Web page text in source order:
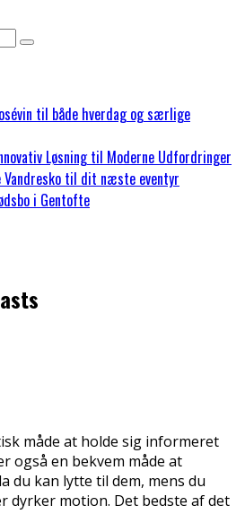
til både hverdag og særlige
Løsning til Moderne Udfordringer
Vandresko til dit næste eventyr
i Gentofte
måde at holde sig informeret
også en bekvem måde at
du kan lytte til dem, mens du
dyrker motion. Det bedste af det